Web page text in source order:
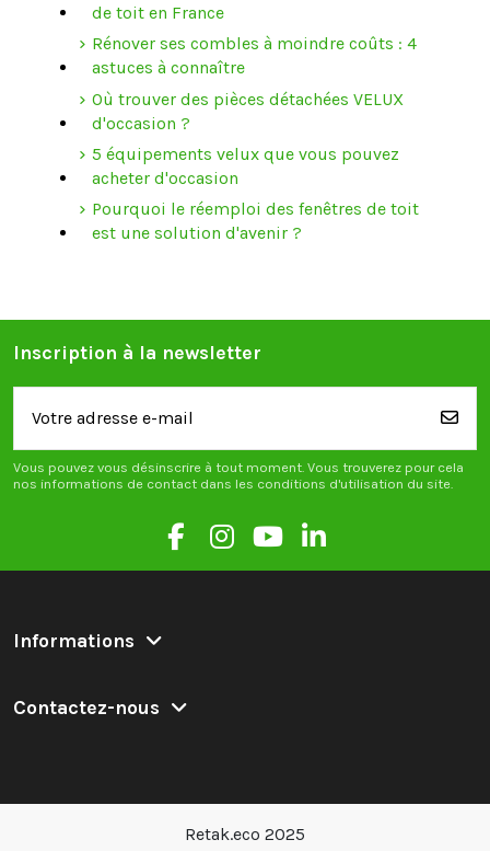
de toit en France
Rénover ses combles à moindre coûts : 4
astuces à connaître
Où trouver des pièces détachées VELUX
d'occasion ?
5 équipements velux que vous pouvez
acheter d'occasion
Pourquoi le réemploi des fenêtres de toit
est une solution d'avenir ?
Inscription à la newsletter
Vous pouvez vous désinscrire à tout moment. Vous trouverez pour cela
nos informations de contact dans les conditions d'utilisation du site.
Informations
Contactez-nous
Retak.eco 2025